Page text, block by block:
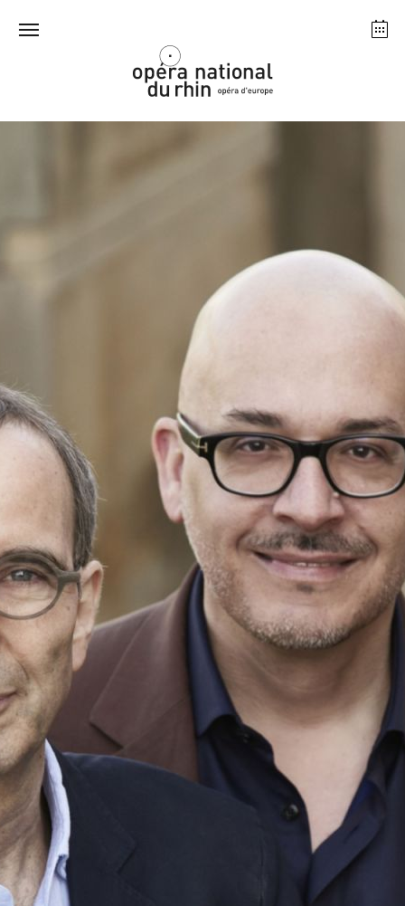
Straßburg
August 2026